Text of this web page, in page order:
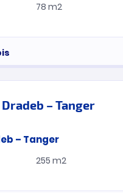
78 m2
– Tanger
255 m2